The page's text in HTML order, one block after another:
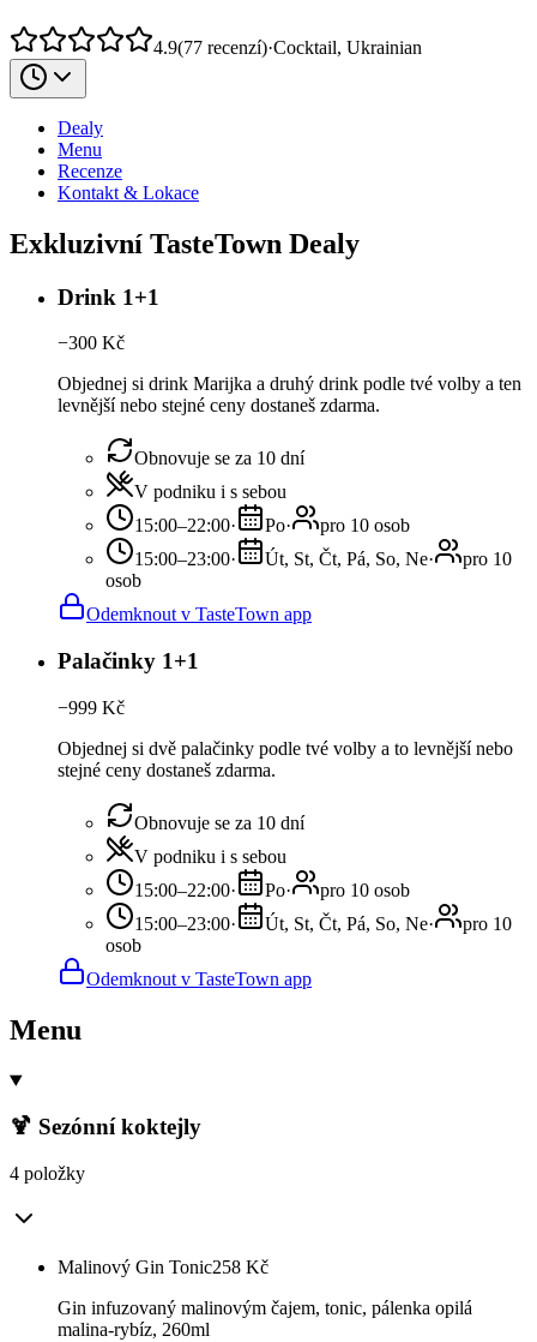
4.9(77 recenzí)·Cocktail, Ukrainian
Dealy
Menu
Recenze
Kontakt & Lokace
Exkluzivní TasteTown Dealy
Drink 1+1
−300 Kč
Objednej si drink Marijka a druhý drink podle tvé volby a ten
levnější nebo stejné ceny dostaneš zdarma.
Obnovuje se za 10 dní
V podniku i s sebou
15:00–22:00· Po·
pro 10 osob
15:00–23:00· Út, St, Čt, Pá, So, Ne·
pro 10
osob
Odemknout v TasteTown app
Palačinky 1+1
−999 Kč
Objednej si dvě palačinky podle tvé volby a to levnější nebo
stejné ceny dostaneš zdarma.
Obnovuje se za 10 dní
V podniku i s sebou
15:00–22:00· Po·
pro 10 osob
15:00–23:00· Út, St, Čt, Pá, So, Ne·
pro 10
osob
Odemknout v TasteTown app
Menu
🍹 Sezónní koktejly
4 položky
Malinový Gin Tonic258 Kč
Gin infuzovaný malinovým čajem, tonic, pálenka opilá
malina-rybíz, 260ml